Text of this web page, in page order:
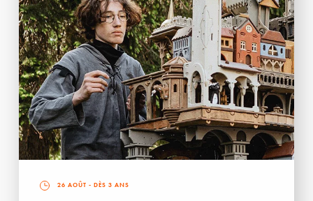
26 AOÛT - DÈS 3 ANS